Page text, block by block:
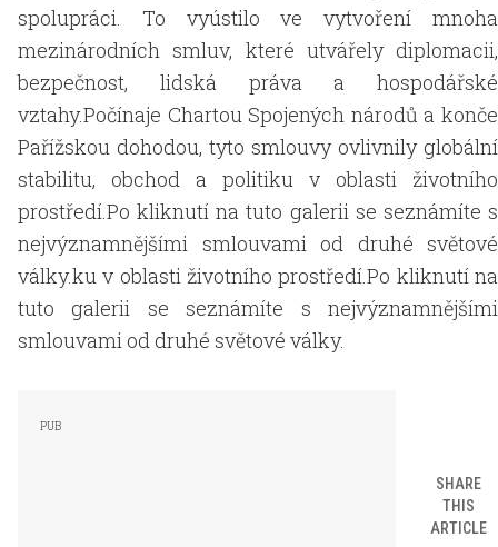
spolupráci. To vyústilo ve vytvoření mnoha
mezinárodních smluv, které utvářely diplomacii,
bezpečnost, lidská práva a hospodářské
vztahy.Počínaje Chartou Spojených národů a konče
Pařížskou dohodou, tyto smlouvy ovlivnily globální
stabilitu, obchod a politiku v oblasti životního
prostředí.Po kliknutí na tuto galerii se seznámíte s
nejvýznamnějšími smlouvami od druhé světové
války.ku v oblasti životního prostředí.Po kliknutí na
tuto galerii se seznámíte s nejvýznamnějšími
smlouvami od druhé světové války.
SHARE
THIS
ARTICLE